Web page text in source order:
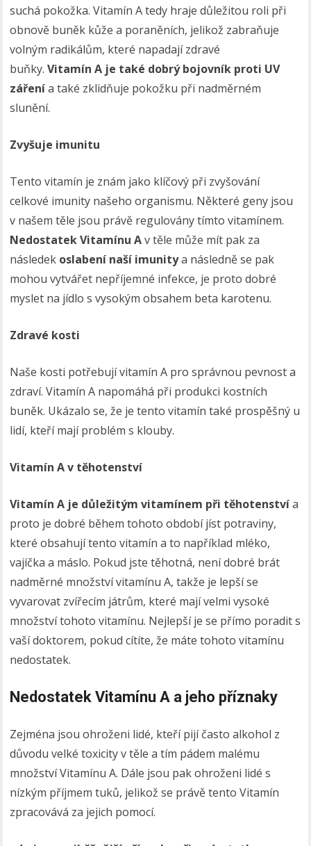
suchá pokožka. Vitamín A tedy hraje důležitou roli při
obnově buněk kůže a poraněních, jelikož zabraňuje
volným radikálům, které napadají zdravé
buňky.Vitamín A je také dobrý bojovník proti UV
zářenía také zklidňuje pokožku při nadměrném
slunění.
Zvyšuje imunitu
Tento vitamín je znám jako klíčový při zvyšování
celkové imunity našeho organismu. Některé geny jsou
v našem těle jsou právě regulovány tímto vitamínem.
Nedostatek Vitamínu Av těle může mít pak za
následek oslabení naší imunitya následně se pak
mohou vytvářet nepříjemné infekce, je proto dobré
myslet na jídlo s vysokým obsahem beta karotenu.
Zdravé kosti
Naše kosti potřebují vitamín A pro správnou pevnost a
zdraví. Vitamín A napomáhá při produkci kostních
buněk. Ukázalo se, že je tento vitamín také prospěšný u
lidí, kteří mají problém s klouby.
Vitamín A v těhotenství
Vitamín A je důležitým vitamínem při těhotenstvía
proto je dobré během tohoto období jíst potraviny,
které obsahují tento vitamín a to například mléko,
vajíčka a máslo. Pokud jste těhotná, není dobré brát
nadměrné množství vitamínu A, takže je lepší se
vyvarovat zvířecím játrům, které mají velmi vysoké
množství tohoto vitamínu. Nejlepší je se přímo poradit s
vaší doktorem, pokud cítíte, že máte tohoto vitamínu
nedostatek.
Nedostatek Vitamínu A a jeho příznaky
Zejména jsou ohroženi lidé, kteří pijí často alkohol z
důvodu velké toxicity v těle a tím pádem malému
množství Vitamínu A. Dále jsou pak ohroženi lidé s
nízkým příjmem tuků, jelikož se právě tento Vitamín
zpracovává za jejich pomocí.